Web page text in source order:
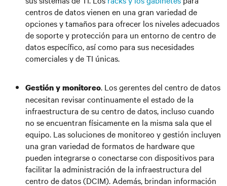
centros de datos vienen en una gran variedad de
opciones y tamaños para ofrecer los niveles adecuados
de soporte y protección para un entorno de centro de
datos específico, así como para sus necesidades
comerciales y de TI únicas.
Gestión y monitoreo. Los gerentes del centro de datos
necesitan revisar continuamente el estado de la
infraestructura de su centro de datos, incluso cuando
no se encuentran físicamente en la misma sala que el
equipo. Las soluciones de monitoreo y gestión incluyen
una gran variedad de formatos de hardware que
pueden integrarse o conectarse con dispositivos para
facilitar la administración de la infraestructura del
centro de datos (DCIM). Además, brindan información